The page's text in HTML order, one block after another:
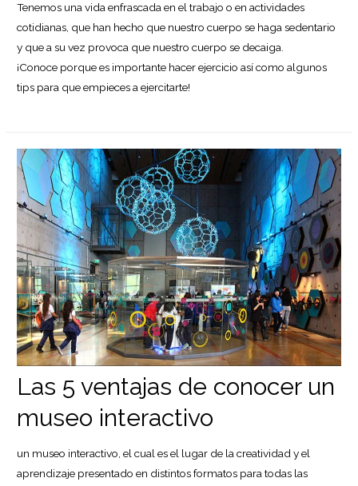
Tenemos una vida enfrascada en el trabajo o en actividades
cotidianas, que han hecho que nuestro cuerpo se haga sedentario
y que a su vez provoca que nuestro cuerpo se decaiga.
¡Conoce porque es importante hacer ejercicio así como algunos
tips para que empieces a ejercitarte!
Las 5 ventajas de conocer un
museo interactivo
un museo interactivo, el cual es el lugar de la creatividad y el
aprendizaje presentado en distintos formatos para todas las